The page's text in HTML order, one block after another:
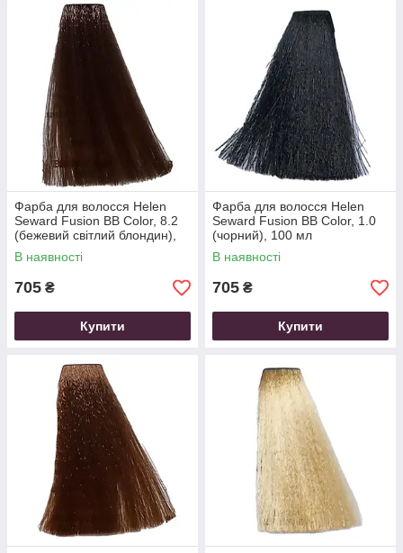
Фарба для волосся Helen
Seward Fusion BB Color, 8.2
(бежевий світлий блондин),
100 мл
В наявності
705 ₴
Купити
Фарба для волосся Helen
Seward Fusion BB Color, 1.0
(чорний), 100 мл
В наявності
705 ₴
Купити